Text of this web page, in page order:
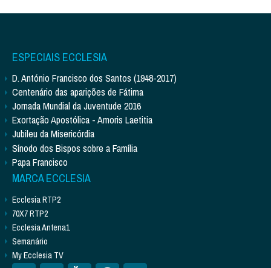
ESPECIAIS ECCLESIA
D. António Francisco dos Santos (1948-2017)
Centenário das aparições de Fátima
Jornada Mundial da Juventude 2016
Exortação Apostólica - Amoris Laetitia
Jubileu da Misericórdia
Sínodo dos Bispos sobre a Família
Papa Francisco
MARCA ECCLESIA
Ecclesia RTP2
70X7 RTP2
Ecclesia Antena1
Semanário
My Ecclesia TV